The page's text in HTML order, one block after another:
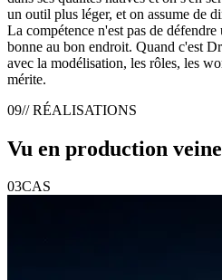
un outil plus léger, et on assume de
La compétence n'est pas de
bonne au bon endroit. Quand c'est
avec la modélisation, les rôles, les
mérite.
09// RÉALISATIONS
Vu en production veine
03CAS